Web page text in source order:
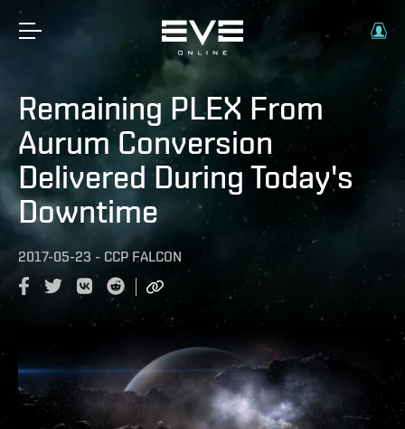
Remaining PLEX From
Aurum Conversion
Delivered During Today's
Downtime
2017-05-23 - CCP FALCON